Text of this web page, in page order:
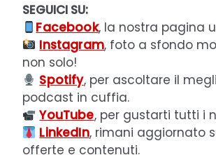
SEGUICI SU:
Facebook, la nostra pagina
Instagram, foto a sfondo
non solo!
Spotify, per ascoltare il
podcast in cuffia.
YouTube, per gustarti tutti i
LinkedIn, rimani aggiornato
offerte e contenuti.